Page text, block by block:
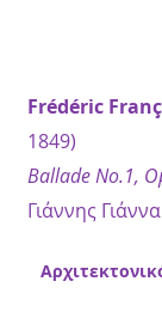
Frédéric
1849)
Ballade No.1,
Γιάννης